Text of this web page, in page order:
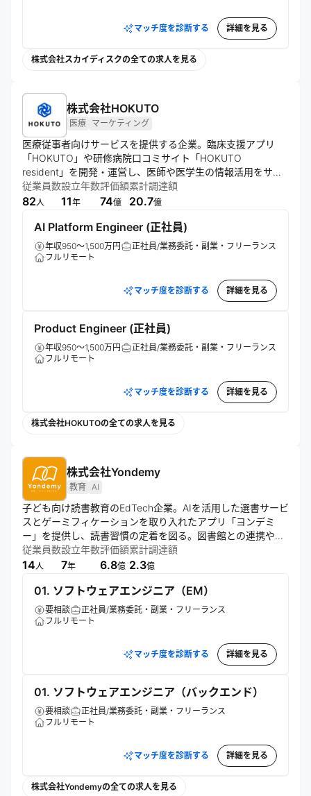
マッチ度を診断する 詳細を見る
株式会社スカイディスクの全ての求人を見る
株式会社HOKUTO
医療 マーケティング
医療従事者向けサービスを提供する企業。臨床支援アプリ
「HOKUTO」や研修病院口コミサイト「HOKUTO
resident」を開発・運営し、医師や医学生の情報活用をサポ
ート。製薬企業向けにデジタルマーケティング支援も展開。
医療従事者の負担軽減とアウトカム向上を通じ、より多くの
従業員数
82人
設立年数
11年
評価額
74億
累計調達額
20.7億
AI Platform Engineer (正社員)
年収950～1,500万円
正社員/業務委託・副業・フリーランス
フルリモート
マッチ度を診断する 詳細を見る
Product Engineer (正社員)
年収950～1,500万円
正社員/業務委託・副業・フリーランス
フルリモート
マッチ度を診断する 詳細を見る
株式会社HOKUTOの全ての求人を見る
株式会社Yondemy
教育 AI
子ども向け読書教育のEdTech企業。AIを活用した選書サービ
スとゲーミフィケーションを取り入れたアプリ「ヨンデミ
ー」を提供し、読書習慣の定着を図る。図書館との連携や月
額制モデルを採用。1億円の資金調達で機能拡充を進める。
従業員数
14人
設立年数
7年
評価額
6.8億
累計調達額
2.3億
01. ソフトウェアエンジニア（EM）
要相談
正社員/業務委託・副業・フリーランス
フルリモート
マッチ度を診断する 詳細を見る
01. ソフトウェアエンジニア（バックエンド）
要相談
正社員/業務委託・副業・フリーランス
フルリモート
マッチ度を診断する 詳細を見る
株式会社Yondemyの全ての求人を見る